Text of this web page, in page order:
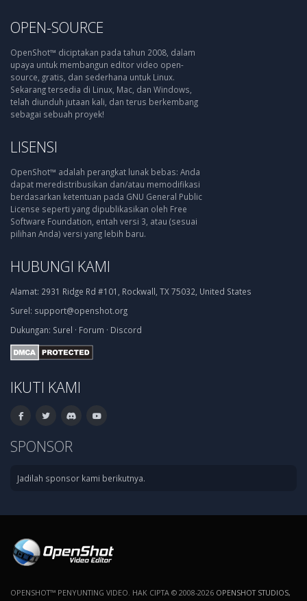
OPEN-SOURCE
OpenShot™ diciptakan pada tahun 2008, dalam
upaya untuk membangun editor video open-
source, gratis, dan sederhana untuk Linux.
Sekarang tersedia di Linux, Mac, dan Windows,
telah diunduh jutaan kali, dan terus berkembang
sebagai sebuah proyek!
LISENSI
OpenShot™ adalah perangkat lunak bebas: Anda
dapat meredistribusikan dan/atau memodifikasi
berdasarkan ketentuan pada GNU General Public
License seperti yang dipublikasikan oleh Free
Software Foundation, entah versi 3, atau (sesuai
pilihan Anda) versi yang lebih baru.
HUBUNGI KAMI
Alamat: 2931 Ridge Rd #101, Rockwall, TX 75032, United States
Surel: support@openshot.org
Dukungan: Surel · Forum · Discord
IKUTI KAMI
SPONSOR
Jadilah sponsor kami berikutnya.
OPENSHOT™ PENYUNTING VIDEO. HAK CIPTA © 2008-2026 OPENSHOT STUDIOS,